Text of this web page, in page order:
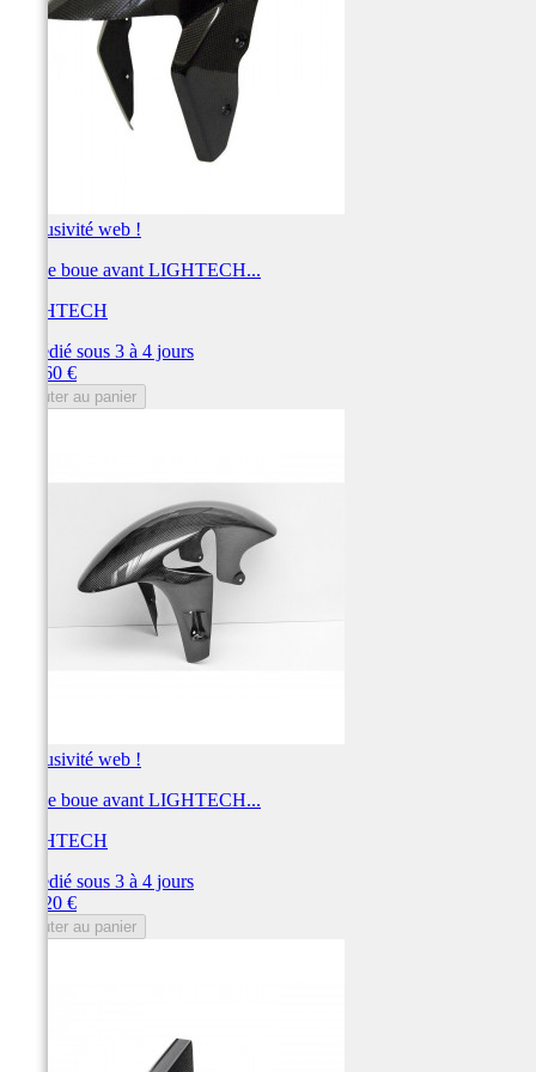
Exclusivité web !
Garde boue avant LIGHTECH...
LIGHTECH
Expédié sous 3 à 4 jours
345,60 €
Ajouter au panier
Exclusivité web !
Garde boue avant LIGHTECH...
LIGHTECH
Expédié sous 3 à 4 jours
331,20 €
Ajouter au panier